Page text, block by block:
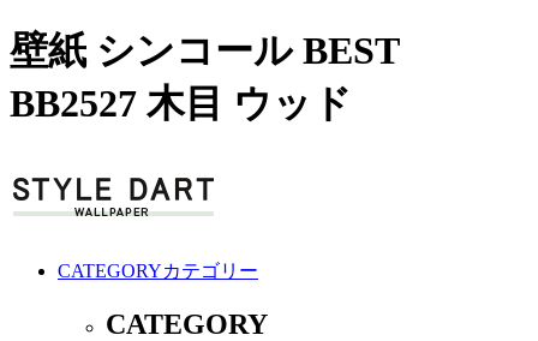
壁紙 シンコール BEST
BB2527 木目 ウッド
CATEGORYカテゴリー
CATEGORY